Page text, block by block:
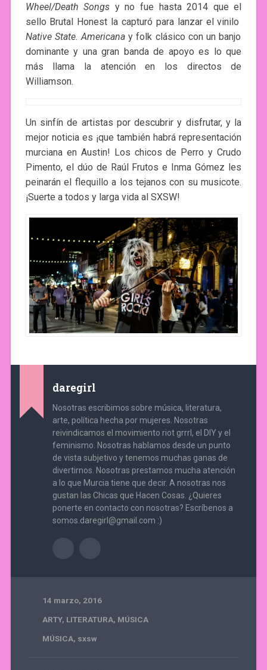
Wheel/Death Songs y no fue hasta 2014 que el
sello Brutal Honest la capturó para lanzar el vinilo
Native State. Americanay folk clásico con un banjo
dominante y una gran banda de apoyo es lo que
más llama la atención en los directos de
Williamson.
Un sinfín de artistas por descubrir y disfrutar, y la
mejor noticia es ¡que también habrá representación
murciana en Austin! Los chicos de Perro y Crudo
Pimento, el dúo de Raúl Frutos e Inma Gómez les
peinarán el flequillo a los tejanos con su musicote.
¡Suerte a todos y larga vida al SXSW!
daregirl
Nosotras escribimos sobre música, literatura,
arte, política hecha por mujeres. Nosotras
reivindicamos el movimiento riot grrrl, el DIY y el
feminismo. Nosotras hablamos desde un punto
de vista subjetivo y tenemos muchas ganas de
divertirnos. Nosotras prestamos mucha atención
a lo que Murcia tiene que decir. A nosotras nos
gustan las Chicas que Hacen Cosas. ¿Quieres
ponerte en contacto con nosotras? Escríbenos a
somos.daregirl@gmail.com :)
14 marzo, 2016
ARTY, LITERATURA, MÚSICA
MÚSICA, sxsw